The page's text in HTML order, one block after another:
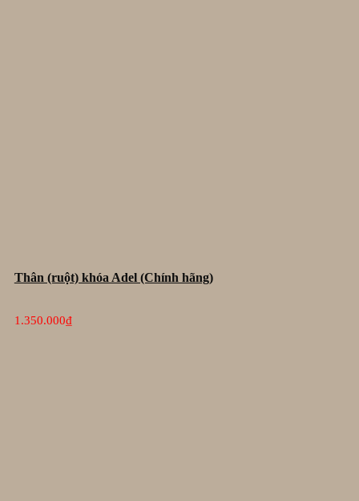
Thân (ruột) khóa Adel (Chính hãng)
1.350.000₫